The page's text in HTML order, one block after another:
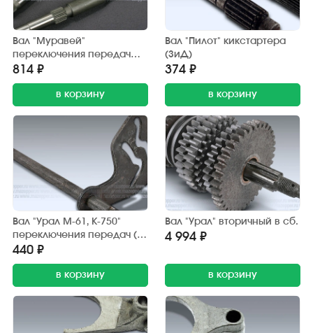
Вал "Муравей"
переключения передач
(Китай)
814 ₽
в корзину
Вал "Пилот" кикстартера
(ЗиД)
374 ₽
в корзину
Вал "Урал М-61, К-750"
переключения передач (с
сектором)
440 ₽
в корзину
Вал "Урал" вторичный в сб.
4 994 ₽
в корзину